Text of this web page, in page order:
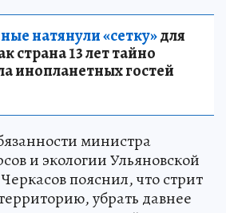
натянули «сетку»для
страна 13 лет тайно
инопланетных гостей
министра
и экологии Ульяновской
пояснил, что стрит
убрать давнее